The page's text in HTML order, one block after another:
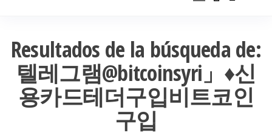
Resultados de la búsqueda de:
텔레그램@bitcoinsyri」♦신
용카드테더구입비트코인
구입